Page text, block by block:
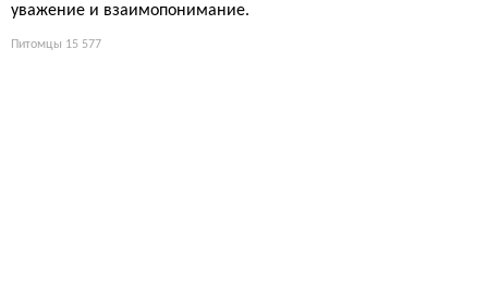
уважение и взаимопонимание.
Питомцы 15 577